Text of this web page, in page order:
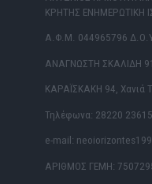
ΚΡΗΤΗΣ ΕΝΗΜΕΡΩΤΙΚΗ
Α.Φ.Μ. 044965796
ΑΝΑΓΝΩΣΤΗ ΣΚΑΛΙΔΗ
ΚΑΡΑΪΣΚΑΚΗ 94, Χανιά
Τηλέφωνα: 28220
e-mail:
ΑΡΙΘΜΟΣ ΓΕΜΗ: